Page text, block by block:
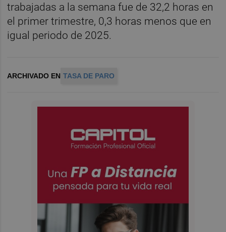
trabajadas a la semana fue de 32,2 horas en
el primer trimestre, 0,3 horas menos que en
igual periodo de 2025.
ARCHIVADO EN TASA DE PARO